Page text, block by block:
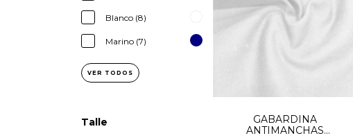
Blanco (8)
Marino (7)
VER TODOS
Talle
GABARDINA
ANTIMANCHAS